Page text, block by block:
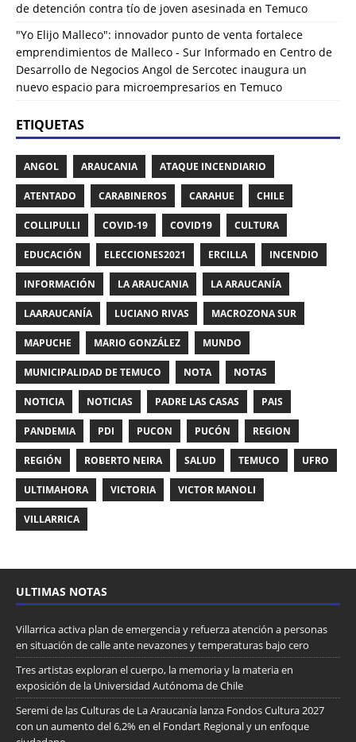
de detención contra tío de joven asesinada en Temuco
"Yo Elijo Malleco": innovador punto de venta fortalece
emprendimientos de Malleco - Sur Informado en Centro de
Desarrollo de Negocios Angol de Sercotec inaugura un
nuevo espacio para microempresarios en Temuco
ETIQUETAS
ANGOL ARAUCANIA ATAQUE INCENDIARIO
ATENTADO CARABINEROS CARAHUE CHILE
COLLIPULLI COVID-19 COVID19 CULTURA
EDUCACIÓN ELECCIONES2021 ERCILLA INCENDIO
INFORMACIÓN LA ARAUCANIA LA ARAUCANÍA
LAARAUCANÍA LUCIANO RIVAS MACROZONA SUR
MAPUCHE MARIO GONZÁLEZ MUNDO
MUNICIPALIDAD DE TEMUCO NOTA NOTAS
NOTICIA NOTICIAS PADRE LAS CASAS PAIS
PANDEMIA PDI PUCON PUCÓN REGION
REGIÓN ROBERTO NEIRA SALUD TEMUCO UFRO
ULTIMAHORA VICTORIA VICTOR MANOLI
VILLARRICA
ULTIMAS NOTAS
Villarrica activa plan de emergencia y refuerza atención a personas
en situación de calle ante nevazones y temperaturas bajo cero
Tres artistas exploran el cuerpo, la memoria y la materia en
exposición de la Universidad Autónoma de Chile
Seremi de las Culturas de La Araucanía lanza Fondos Cultura 2027
con un aumento del 6,2% en el Fondart Regional y un enfoque